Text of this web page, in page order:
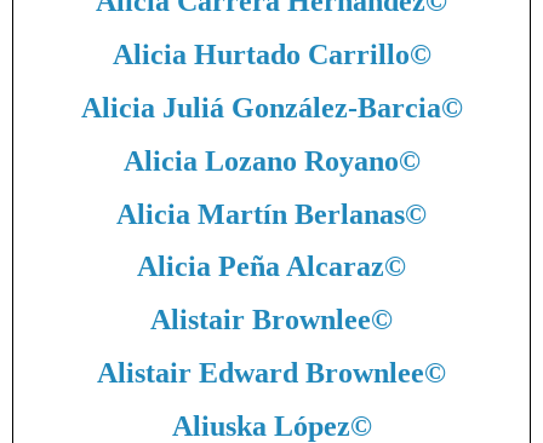
Alicia Hurtado Carrillo©
Alicia Juliá González-Barcia©
Alicia Lozano Royano©
Alicia Martín Berlanas©
Alicia Peña Alcaraz©
Alistair Brownlee©
Alistair Edward Brownlee©
Aliuska López©